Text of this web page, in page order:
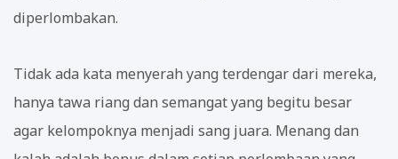
diperlombakan.
Tidak ada kata menyerah yang terdengar dari mereka,
hanya tawa riang dan semangat yang begitu besar
agar kelompoknya menjadi sang juara. Menang dan